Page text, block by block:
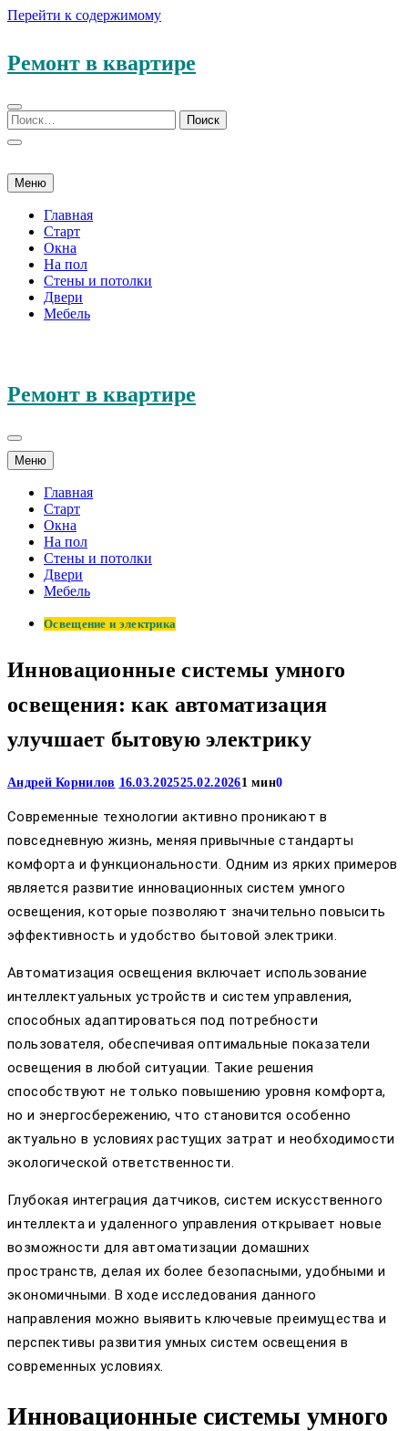
Перейти к содержимому
Ремонт в квартире
Меню
Главная
Старт
Окна
На пол
Стены и потолки
Двери
Мебель
Ремонт в квартире
Меню
Главная
Старт
Окна
На пол
Стены и потолки
Двери
Мебель
Освещение и электрика
Инновационные системы умного
освещения: как автоматизация
улучшает бытовую электрику
Андрей Корнилов 16.03.202525.02.20261 мин0
Современные технологии активно проникают в
повседневную жизнь, меняя привычные стандарты
комфорта и функциональности. Одним из ярких примеров
является развитие инновационных систем умного
освещения, которые позволяют значительно повысить
эффективность и удобство бытовой электрики.
Автоматизация освещения включает использование
интеллектуальных устройств и систем управления,
способных адаптироваться под потребности
пользователя, обеспечивая оптимальные показатели
освещения в любой ситуации. Такие решения
способствуют не только повышению уровня комфорта,
но и энергосбережению, что становится особенно
актуально в условиях растущих затрат и необходимости
экологической ответственности.
Глубокая интеграция датчиков, систем искусственного
интеллекта и удаленного управления открывает новые
возможности для автоматизации домашних
пространств, делая их более безопасными, удобными и
экономичными. В ходе исследования данного
направления можно выявить ключевые преимущества и
перспективы развития умных систем освещения в
современных условиях.
Инновационные системы умного